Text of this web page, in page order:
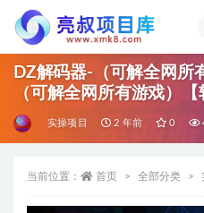
DZ解码器-（可解全网所
（可解全网所有游戏）【
实操项目 2 年前 0
当前位置： 首页 全部分类